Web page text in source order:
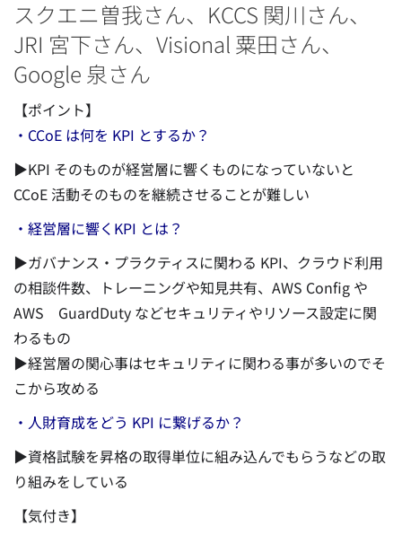
スクエニ曽我さん、KCCS 関川さん、
JRI 宮下さん、Visional 粟田さん、
Google 泉さん
【ポイント】
・CCoE は何を KPI とするか？
▶KPI そのものが経営層に響くものになっていないと
CCoE 活動そのものを継続させることが難しい
・経営層に響くKPI とは？
▶ガバナンス・プラクティスに関わる KPI、クラウド利用
の相談件数、トレーニングや知見共有、AWS Config や
AWS GuardDuty などセキュリティやリソース設定に関
わるもの
▶経営層の関心事はセキュリティに関わる事が多いのでそ
こから攻める
・人財育成をどう KPI に繋げるか？
▶資格試験を昇格の取得単位に組み込んでもらうなどの取
り組みをしている
【気付き】